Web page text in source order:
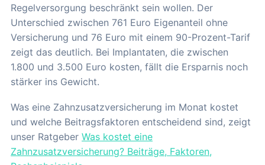
Regelversorgung beschränkt sein wollen. Der
Unterschied zwischen 761 Euro Eigenanteil ohne
Versicherung und 76 Euro mit einem 90-Prozent-Tarif
zeigt das deutlich. Bei Implantaten, die zwischen
1.800 und 3.500 Euro kosten, fällt die Ersparnis noch
stärker ins Gewicht.
Was eine Zahnzusatzversicherung im Monat kostet
und welche Beitragsfaktoren entscheidend sind, zeigt
unser Ratgeber Was kostet eine
Zahnzusatzversicherung? Beiträge, Faktoren,